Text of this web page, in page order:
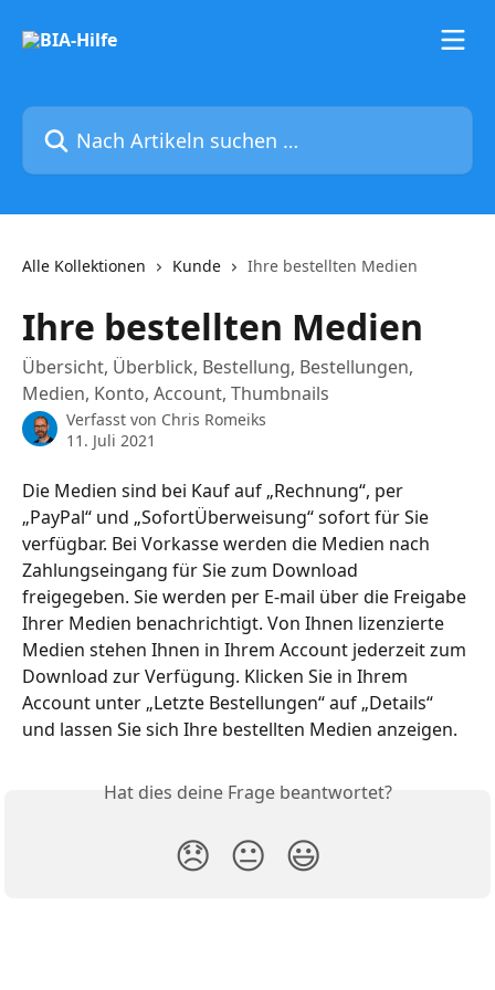
Nach Artikeln suchen …
Alle Kollektionen Kunde Ihre bestellten Medien
Ihre bestellten Medien
Übersicht, Überblick, Bestellung, Bestellungen,
Medien, Konto, Account, Thumbnails
Verfasst von Chris Romeiks
11. Juli 2021
Die Medien sind bei Kauf auf „Rechnung“, per
„PayPal“ und „SofortÜberweisung“ sofort für Sie
verfügbar. Bei Vorkasse werden die Medien nach
Zahlungseingang für Sie zum Download
freigegeben. Sie werden per E-mail über die Freigabe
Ihrer Medien benachrichtigt. Von Ihnen lizenzierte
Medien stehen Ihnen in Ihrem Account jederzeit zum
Download zur Verfügung. Klicken Sie in Ihrem
Account unter „Letzte Bestellungen“ auf „Details“
und lassen Sie sich Ihre bestellten Medien anzeigen.
Hat dies deine Frage beantwortet?
😞 😐 😃